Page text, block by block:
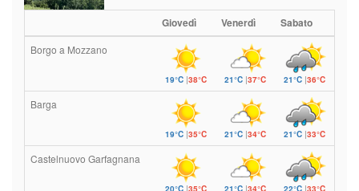
Giovedì Venerdì Sabato
Borgo a Mozzano
19°C |38°C 21°C |37°C 21°C |36°C
Barga
19°C |35°C 21°C |34°C 21°C |33°C
Castelnuovo Garfagnana
20°C |35°C 21°C |34°C 22°C |33°C